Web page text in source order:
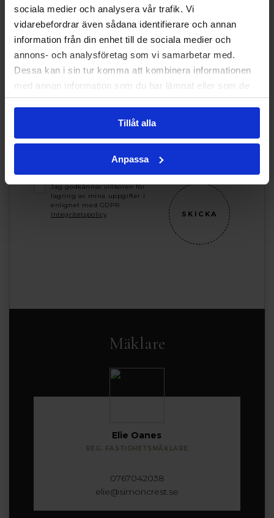
sociala medier och analysera vår trafik. Vi
vidarebefordrar även sådana identifierare och annan
information från din enhet till de sociala medier och
annons- och analysföretag som vi samarbetar med.
Dessa kan i sin tur komma att kombinera informationen
med annan information som du har lämnat eller som de
har samlat in när du har använt deras tjänster.
Tillåt alla
Anpassa
EFTERNAMN *
TELEFONNUMMER *
E-POST *
Jag godkännar villkoren för
lagring av mina uppgifter i
enlighet med GDPR.
Integritetspolicy
Mäklare
Elie Oanes
REG. FASTIGHETSMÄKLARE
0767042038
elie@simoncrest.se